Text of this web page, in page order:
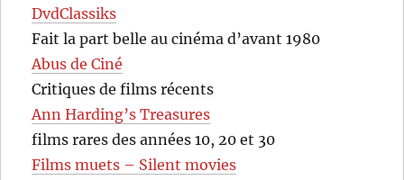
DvdClassiks
Fait la part belle au cinéma d’avant 1980
Abus de Ciné
Critiques de films récents
Ann Harding’s Treasures
films rares des années 10, 20 et 30
Films muets – Silent movies